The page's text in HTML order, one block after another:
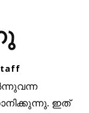
ഇത്